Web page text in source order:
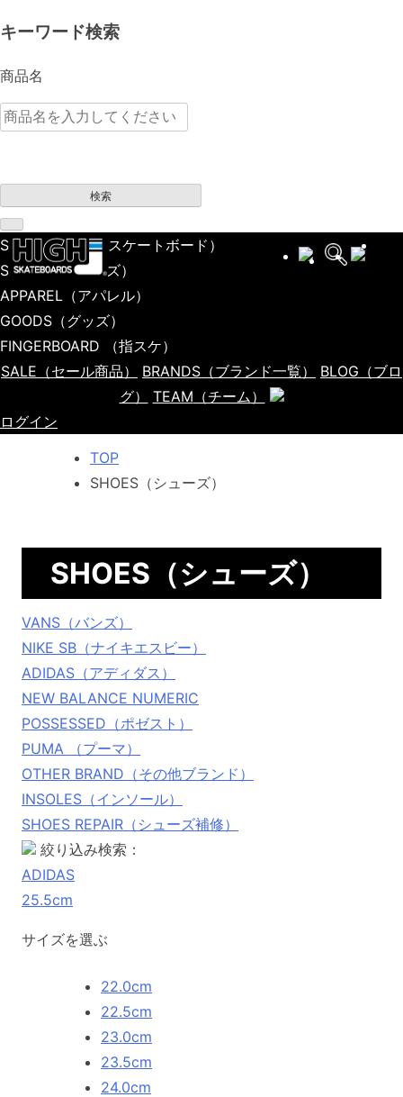
キーワード検索
商品名
検索
SKATEBOARD（スケートボード）
SHOES（シューズ）
APPAREL （アパレル）
GOODS （グッズ）
FINGERBOARD
（指スケ）
SALE （セール商品） BRANDS （ブランド一覧） BLOG （ブロ
グ）
TEAM （チーム）
ログイン
TOP
SHOES（シューズ）
SHOES（シューズ）
VANS（バンズ）
NIKE SB（ナイキエスビー）
ADIDAS（アディダス）
NEW BALANCE NUMERIC
POSSESSED（ポゼスト）
PUMA （プーマ）
OTHER BRAND（その他ブランド）
INSOLES（インソール）
SHOES REPAIR（シューズ補修）
絞り込み検索：
ADIDAS
25.5cm
サイズを選ぶ
22.0cm
22.5cm
23.0cm
23.5cm
24.0cm